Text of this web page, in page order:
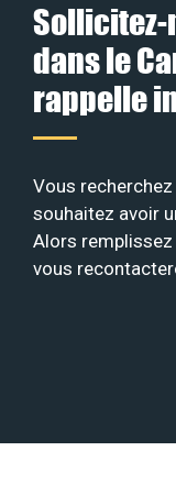
Sollicitez-
dans le
rappelle
Vous
souhaitez avoir
Alors
vous